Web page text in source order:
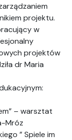
projektu.
w
projektów
dr Maria
– warsztat
Mróz
” Spiele im